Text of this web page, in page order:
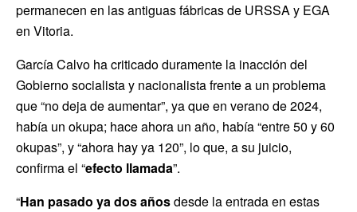
permanecen en las antiguas fábricas de URSSA y EGA
en Vitoria.
García Calvo ha criticado duramente la inacción del
Gobierno socialista y nacionalista frente a un problema
que “no deja de aumentar”, ya que en verano de 2024,
había un okupa; hace ahora un año, había “entre 50 y 60
okupas”, y “ahora hay ya 120”, lo que, a su juicio,
confirma el “efecto llamada”.
“Han pasado ya dos añosdesde la entrada en estas